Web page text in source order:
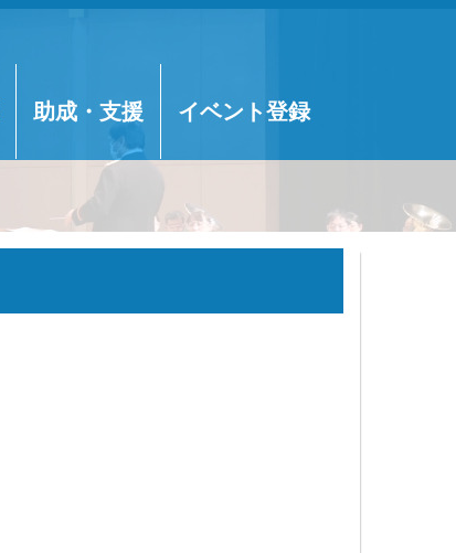
助成・支援 イベント登録